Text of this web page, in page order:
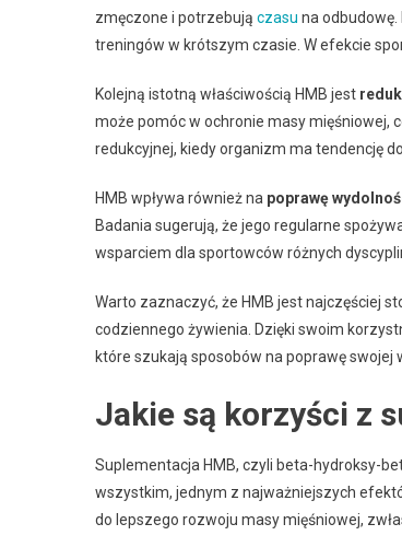
zmęczone i potrzebują czasu na
treningów w krótszym czasie. W efekcie
Kolejną istotną właściwością HMB jest
może pomóc w ochronie masy mięśniowej,
redukcyjnej, kiedy organizm ma tendencję
HMB wpływa również na poprawę
Badania sugerują, że jego regularne
wsparciem dla sportowców różnych
Warto zaznaczyć, że HMB jest najczęściej
codziennego żywienia. Dzięki swoim
które szukają sposobów na poprawę swojej
Jakie są korzyści z
Suplementacja HMB, czyli beta-hydroksy-
wszystkim, jednym z najważniejszych
do lepszego rozwoju masy mięśniowej,